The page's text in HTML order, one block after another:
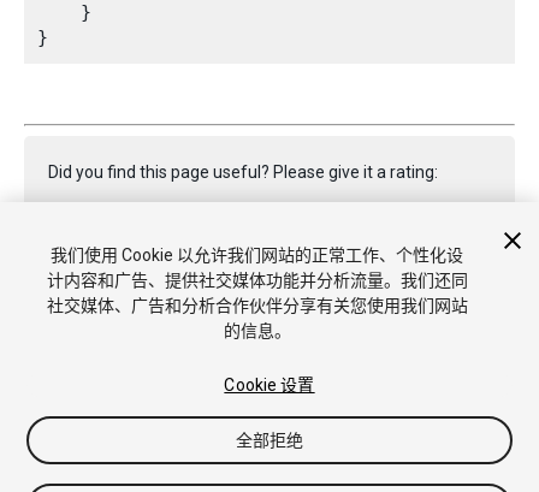
    }
Did you find this page useful? Please give it a rating:
Report a problem on this page
Copyright © 2022 Unity Technologies. Publication 2022.3
我们使用 Cookie 以允许我们网站的正常工作、个性化设
计内容和广告、提供社交媒体功能并分析流量。我们还同
社交媒体、广告和分析合作伙伴分享有关您使用我们网站
的信息。
Cookie 设置
全部拒绝